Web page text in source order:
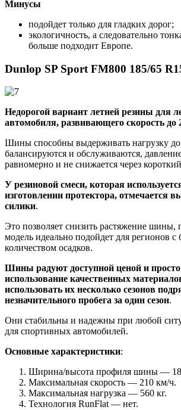
Минусы
подойдет только для гладких дорог;
экологичность, а следовательно
больше подходит Европе.
Dunlop SP Sport FM800 185/65
Недорогой вариант летней резины для
автомобиля, развивающего скорость до
Шины способны выдерживать нагрузку до
балансируются и обслуживаются,
равномерно и не снижается через
У резиновой смеси, которая
изготовлении протектора, отмечается
силики.
Это позволяет снизить растяжение шины,
модель идеально подойдет для регионов
количеством осадков.
Шины радуют доступной ценой и
использование качественных
использовать их несколько сезонов
незначительного пробега за один сезон.
Они стабильны и надежны при любой
для спортивных автомобилей.
Основные характеристики:
Ширина/высота профиля шины —
Максимальная скорость — 210 км/ч.
Максимальная нагрузка — 560 кг.
Технология RunFlat — нет.